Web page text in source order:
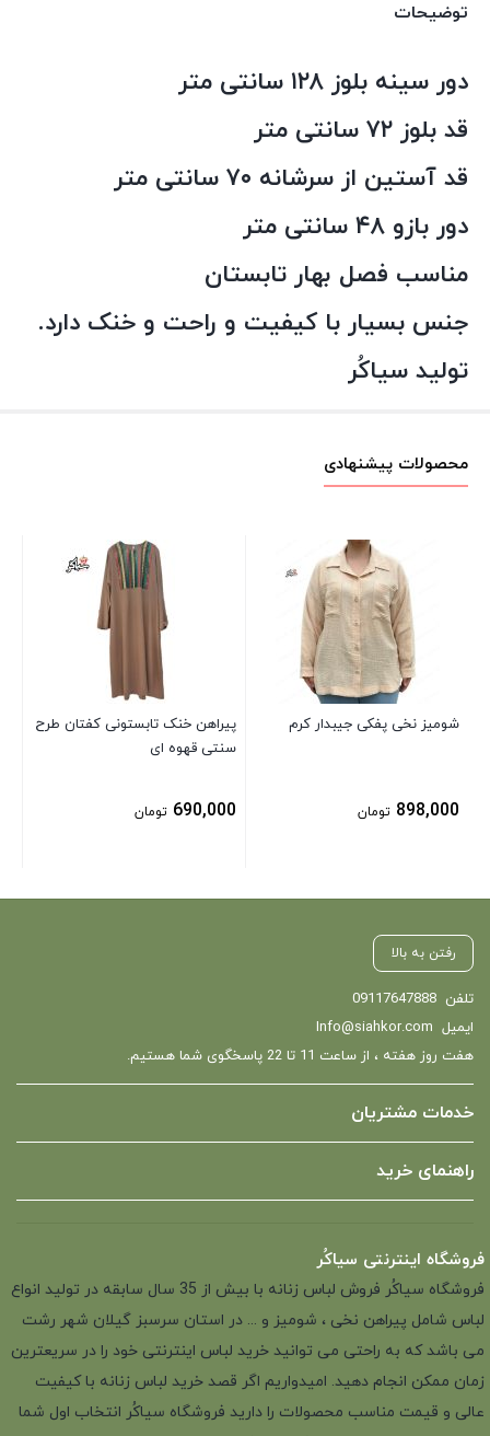
توضیحات
دور سینه بلوز ۱۲۸ سانتی متر
قد بلوز ۷۲ سانتی متر
قد آستین از سرشانه ۷۰ سانتی متر
دور بازو ۴۸ سانتی متر
مناسب فصل بهار تابستان
جنس بسیار با کیفیت و راحت و خنک دارد.
تولید سیاکُر
محصولات پیشنهادی
شومیز نخی پفکی جیبدار کرم
898,000 تومان
پیراهن خنک تابستونی کفتان طرح
سنتی قهوه ای
690,000 تومان
رفتن به بالا
تلفن 09117647888
ایمیل Info@siahkor.com
هفت روز هفته ، از ساعت 11 تا 22 پاسخگوی شما هستیم.
خدمات مشتریان
راهنمای خرید
فروشگاه اینترنتی سیاکُر
فروشگاه سیاکُر فروش لباس زنانه با بیش از 35 سال سابقه در تولید انواع
لباس شامل پیراهن نخی ، شومیز و ... در استان سرسبز گیلان شهر رشت
می باشد که به راحتی می توانید خرید لباس اینترنتی خود را در سریعترین
زمان ممکن انجام دهید. امیدواریم اگر قصد خرید لباس زنانه با کیفیت
عالی و قیمت مناسب محصولات را دارید فروشگاه سیاکُر انتخاب اول شما